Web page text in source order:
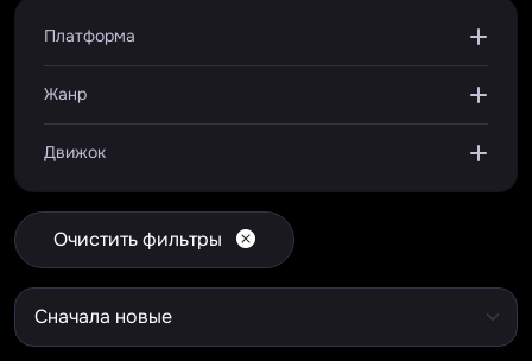
Платформа
Жанр
Движок
Очистить фильтры